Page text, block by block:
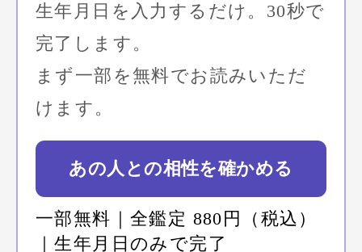
それだけでOKです。
TVで話題の占い師
星ひとみがLOCK-ON
あの人との相性を確かめる
生年月日のみで完了